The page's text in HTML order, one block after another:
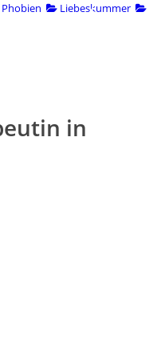
Phobien
Liebeskummer
in